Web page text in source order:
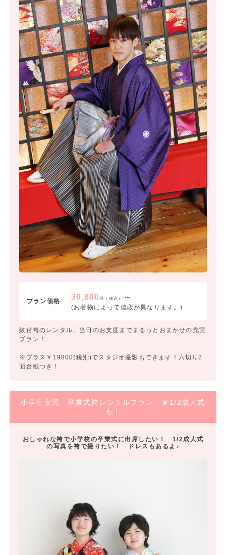
プラン価格 30,800円（税込）
〜
(お着物によって値段が異なります。)
紋付袴のレンタル、当日のお支度までまるっとおまかせの充実
プラン！
※プラス￥19800(税別)でスタジオ撮影もできます！六切り2
面台紙つき！
小学生女児 卒業式袴レンタルプラン ★1/2成人式
も！
おしゃれな袴で小学校の卒業式に出席したい！ 1/2成人式
の写真を袴で撮りたい！ ドレスもあるよ♪